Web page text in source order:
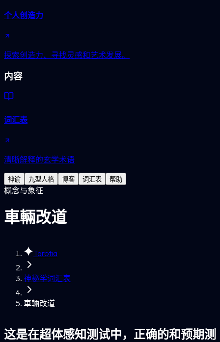
个人创造力
探索创造力、寻找灵感和艺术发展。
内容
词汇表
清晰解释的玄学术语
神谕 九型人格 博客 词汇表 帮助
概念与象征
車輛改道
Tarotia
神秘学词汇表
車輛改道
这是在超体感知测试中，正确的和预期测